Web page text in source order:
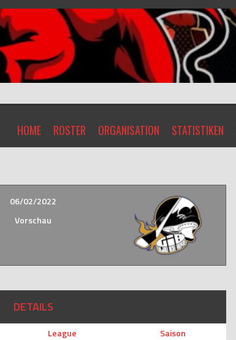
HOME ROSTER ORGANISATION STATISTIKEN
06/02/2022
Vorschau
DETAILS
League
Saison